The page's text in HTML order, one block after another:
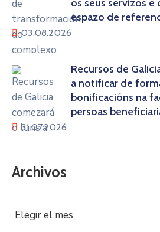
os seus servizos
espazo de
03.08.2026
Recursos de
a notificar de
bonificacións na
persoas
31.07.2026
Archivos